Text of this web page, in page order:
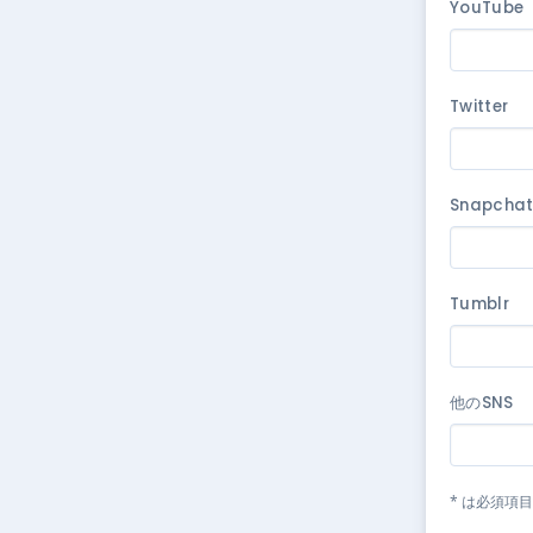
YouTube
Twitter
Snapchat
Tumblr
他のSNS
* は必須項